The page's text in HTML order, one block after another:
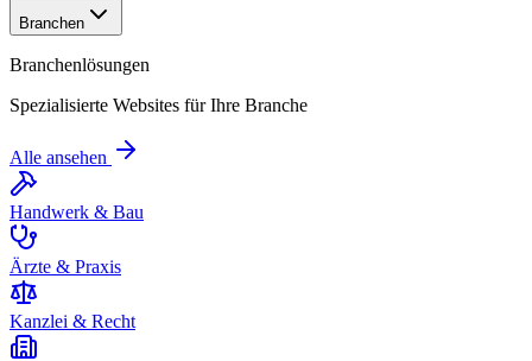
Branchen
Branchenlösungen
Spezialisierte Websites für Ihre Branche
Alle ansehen
Handwerk & Bau
Ärzte & Praxis
Kanzlei & Recht